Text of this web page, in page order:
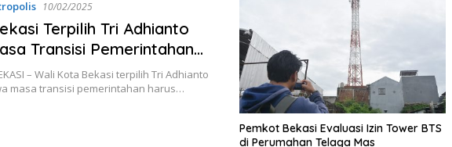
10/02/2025
Terpilih Tri Adhianto
Transisi Pemerintahan
Cepat-Efektif
– Wali Kota Bekasi terpilih Tri Adhianto
masa transisi pemerintahan harus…
Pemkot Bekasi Evaluasi Izin Tower BTS
di Perumahan Telaga Mas